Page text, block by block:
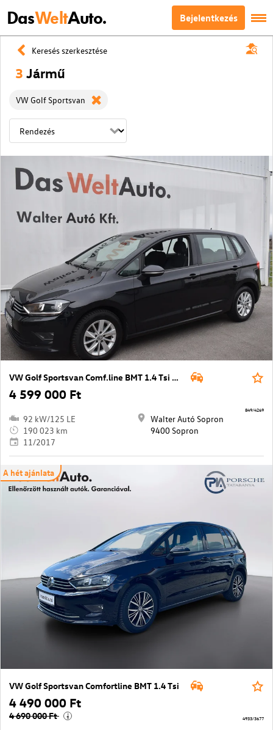
DasWeltAuto. Bejelentkezés
Keresés szerkesztése
3 Jármű
VW Golf Sportsvan
VW Golf Sportsvan Comf.line BMT 1.4 Tsi DSG
4 599 000 Ft
92 kW/125 LE
190 023 km
11/2017
Walter Autó Sopron
9400 Sopron
849/4269
A hét ajánlata
VW Golf Sportsvan Comfortline BMT 1.4 Tsi
4 490 000 Ft
4 690 000 Ft i 4933/3677